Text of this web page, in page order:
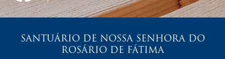
SANTUÁRIO DE NOSSA SENHORA DO
ROSÁRIO DE FÁTIMA